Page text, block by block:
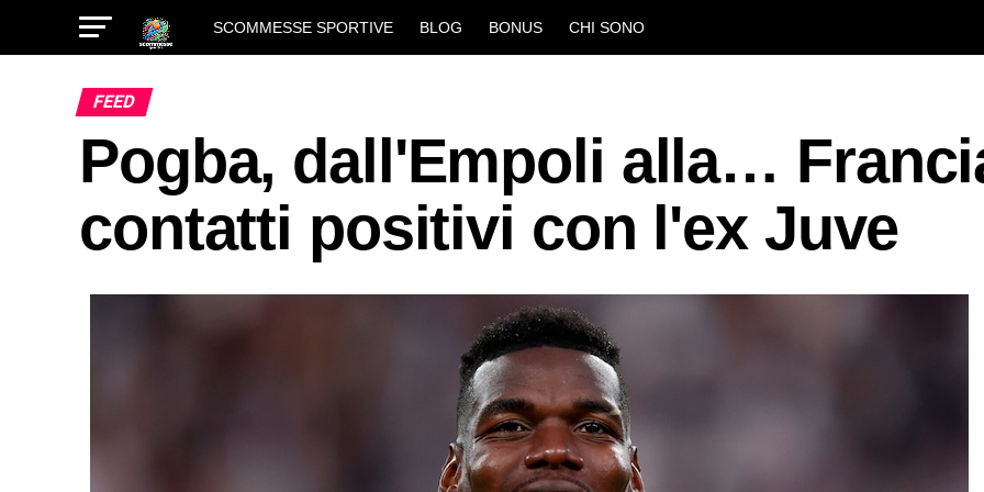
SCOMMESSE SPORTIVE BLOG BONUS CHI SONO
FEED
Pogba, dall'Empoli alla…
contatti positivi con l'ex Juve